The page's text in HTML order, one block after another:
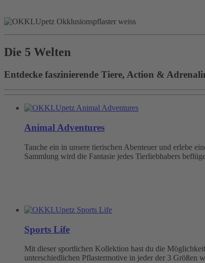
Die 5 Welten
Entdecke faszinierende Tiere, Action &
Animal Adventures
Tauche ein in unsere tierischen Abenteuer und erlebe
Sammlung wird die Fantasie jedes Tierliebhabers
Sports Life
Mit dieser sportlichen Kollektion hast du die
unterschiedlichen Pflastermotive in jeder der 3 Größen